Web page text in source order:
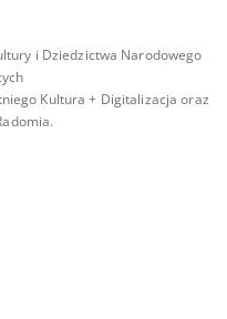
i Dziedzictwa Narodowego
Kultura + Digitalizacja oraz